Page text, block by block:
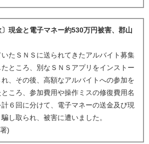
〕現金と電子マネー約530万円被害、郡山
たＳＮＳに送られてきたアルバイト募集
ところ、別なＳＮＳアプリをインストー
、その後、高額なアルバイトへの参加を
ころ、参加費用や操作ミスの修復費用名
６回に分けて、電子マネーの送金及び現
し取られ、被害に遭いました。
)